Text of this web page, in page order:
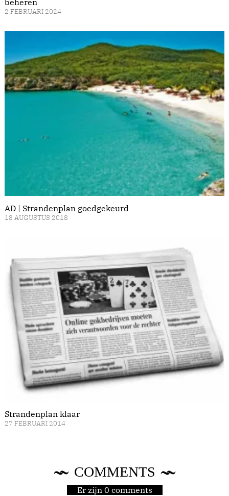
beheren
2 FEBRUARI 2024
AD | Strandenplan goedgekeurd
18 AUGUSTUS 2018
Strandenplan klaar
27 FEBRUARI 2014
COMMENTS
Er zijn 0 comments